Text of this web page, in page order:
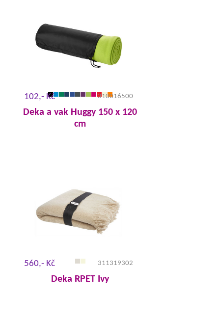
102,- Kč 310016500
Deka a vak Huggy 150 x 120
cm
560,- Kč 311319302
Deka RPET Ivy